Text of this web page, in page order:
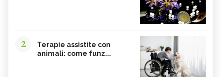
2
Terapie assistite con
animali: come funz...